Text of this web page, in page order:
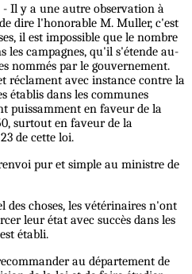
- Il y a une autre observation à
dire l'honorable M. Muller, c'est
il est impossible que le nombre
les campagnes, qu'il s'étende au-
nommés par le gouvernement.
réclament avec instance contre la
établis dans les communes
puissamment en faveur de la
surtout en faveur de la
de cette loi.
pur et simple au ministre de
choses, les vétérinaires n'ont
leur état avec succès dans les
établi.
au département de